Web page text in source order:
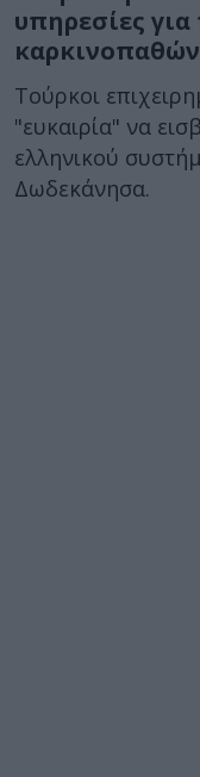
υπηρεσίες
Τούρκοι
"ευκαιρία" να
ελληνικού
Δωδεκάνησα.